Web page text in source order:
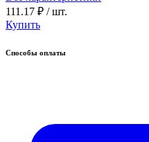
111.17 ₽ / шт.
Купить
Способы оплаты